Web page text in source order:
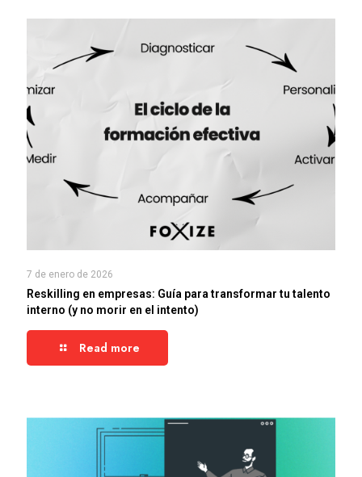
7 de enero de 2026
Reskilling en empresas: Guía para transformar tu talento
interno (y no morir en el intento)
Read more